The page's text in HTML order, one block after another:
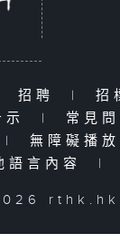
招聘 | 招
示
| 常見
| 無障礙播
語言內容
|
rthk.hk